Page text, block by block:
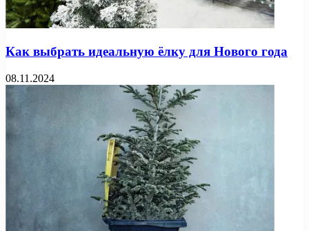
Как выбрать идеальную ёлку для Нового года
08.11.2024